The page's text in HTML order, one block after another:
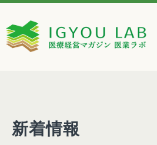
新着情報